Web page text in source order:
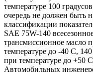
температуре 100
очередь не должен быть
классификации
SAE 75W-140
трансмиссионное масло
температуре до -40 С,
при температуре до +50
Автомобильных